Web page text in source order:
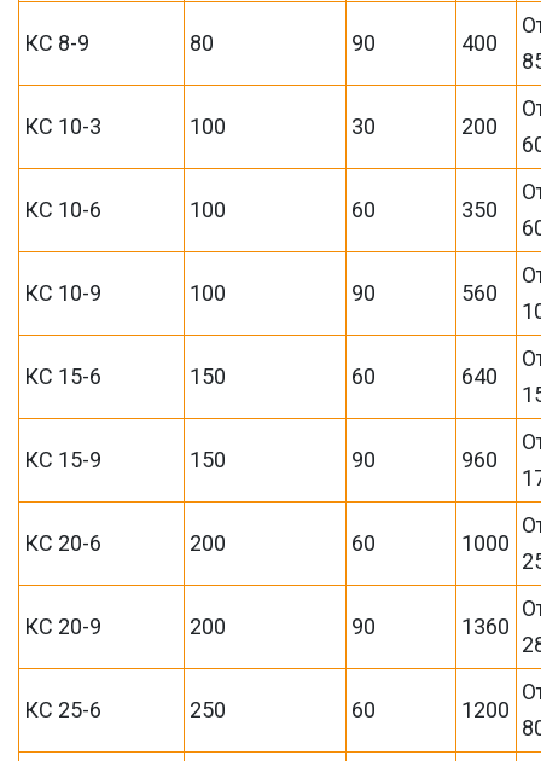
КС 8-9 80 90 400
КС 10-3 100 30 200
КС 10-6 100 60 350
КС 10-9 100 90 560
КС 15-6 150 60 640
КС 15-9 150 90 960
КС 20-6 200 60 1000
КС 20-9 200 90 1360
КС 25-6 250 60 1200